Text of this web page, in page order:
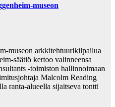
museon
museon arkkitehtuurikilpailua
säätiö kertoo valinneensa
-toimiston hallinnoimaan
Malcolm Reading
ranta-alueella sijaitseva tontti